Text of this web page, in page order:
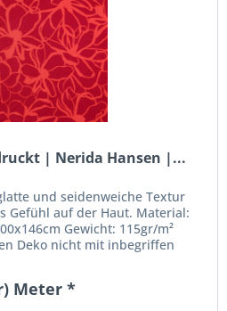
| Nerida Hansen |...
und seidenweiche Textur
Gefühl auf der Haut. Material:
Gewicht: 115gr/m²
Deko nicht mit inbegriffen
Meter *